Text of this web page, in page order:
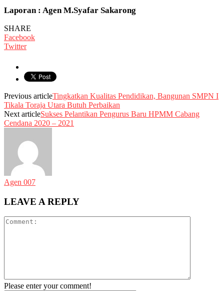
Laporan : Agen M.Syafar Sakarong
SHARE
Facebook
Twitter
Previous articleTingkatkan Kualitas Pendidikan, Bangunan SMPN I
Tikala Toraja Utara Butuh Perbaikan
Next articleSukses Pelantikan Pengurus Baru HPMM Cabang
Cendana 2020 – 2021
Agen 007
LEAVE A REPLY
Please enter your comment!